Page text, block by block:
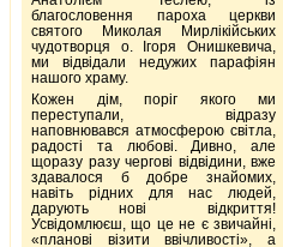
благословення пароха церкви
святого Миколая Мирлікійських
чудотворця о. Ігоря Онишкевича,
ми відвідали недужих парафіян
нашого храму.
Кожен дім, поріг якого ми
переступали, відразу
наповнювався атмосферою світла,
радості та любові. Дивно, але
щоразу разу чергові відвідини, вже
здавалося б добре знайомих,
навіть рідних для нас людей,
дарують нові відкриття!
Усвідомлюєш, що це не є звичайні,
«планові візити ввічливості», а